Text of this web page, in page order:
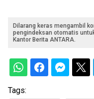
Dilarang keras mengambil
pengindeksan otomatis
Kantor Berita ANTARA.
Tags: